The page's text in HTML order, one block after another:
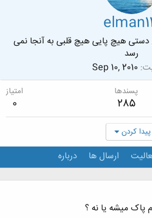
هیچ پایی هیچ قلبی به آنجا نمی
رسد
Sep 10, 2010
پسندها
285
امتیاز
0
پیدا کردن
ارسال ها درباره
پاک میشه یا نه ؟